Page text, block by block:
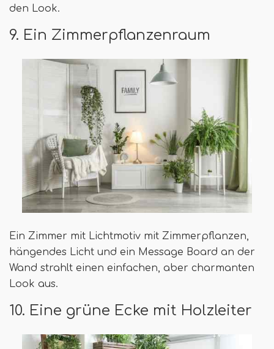
den Look.
9. Ein Zimmerpflanzenraum
Ein Zimmer mit Lichtmotiv mit Zimmerpflanzen,
hängendes Licht und ein Message Board an der
Wand strahlt einen einfachen, aber charmanten
Look aus.
10. Eine grüne Ecke mit Holzleiter